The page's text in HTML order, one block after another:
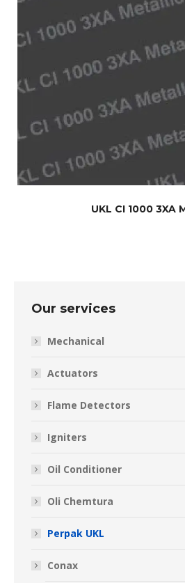
UKL CI 1000 3XA
Our services
Mechanical
Actuators
Flame Detectors
Igniters
Oil Conditioner
Oli Chemtura
Perpak UKL
Conax